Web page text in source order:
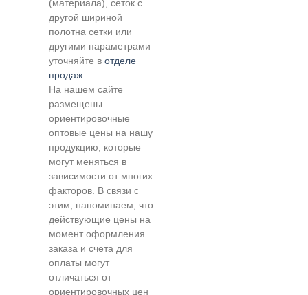
(материала), сеток с
другой шириной
полотна сетки или
другими параметрами
уточняйте вотделе
продаж.
На нашем сайте
размещены
ориентировочные
оптовые цены на нашу
продукцию, которые
могут меняться в
зависимости от многих
факторов. В связи с
этим, напоминаем, что
действующие цены на
момент оформления
заказа и счета для
оплаты могут
отличаться от
ориентировочных цен